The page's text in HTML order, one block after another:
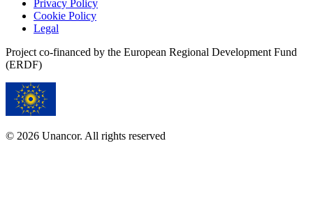
Privacy Policy
Cookie Policy
Legal
Project co-financed by the European Regional Development Fund
(ERDF)
© 2026 Unancor. All rights reserved